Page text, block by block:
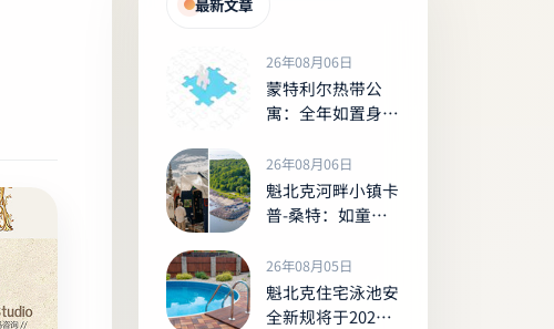
26年08月06日
蒙特利尔热带公
寓：全年如置身室
Tropiques Nord
26年08月06日
魁北克河畔小镇卡
普-桑特：如童话
26年08月05日
魁北克住宅泳池安
全新规将于2027